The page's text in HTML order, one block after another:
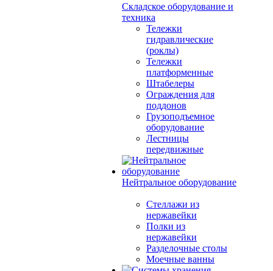
Складское оборудование и
техника
Тележки
гидравлические
(роклы)
Тележки
платформенные
Штабелеры
Ограждения для
поддонов
Грузоподъемное
оборудование
Лестницы
передвижные
Нейтральное оборудование
Стеллажи из
нержавейки
Полки из
нержавейки
Разделочные столы
Моечные ванны